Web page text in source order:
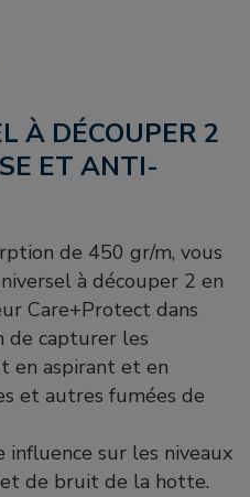
ET ANTI-
de 450 gr/m, vous
à découper 2 en
Care+Protect dans
de capturer les
en aspirant et en
et autres fumées de
influence sur les niveaux
de bruit de la hotte.